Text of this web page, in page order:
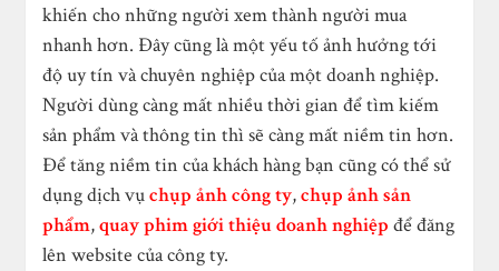
khiến cho những người xem thành người mua
nhanh hơn. Đây cũng là một yếu tố ảnh hưởng tới
độ uy tín và chuyên nghiệp của một doanh nghiệp.
Người dùng càng mất nhiều thời gian để tìm kiếm
sản phẩm và thông tin thì sẽ càng mất niềm tin hơn.
Để tăng niềm tin của khách hàng bạn cũng có thể sử
dụng dịch vụchụp ảnh công ty,chụp ảnh sản
phẩm,quay phim giới thiệu doanh nghiệp để đăng
lên website của công ty.